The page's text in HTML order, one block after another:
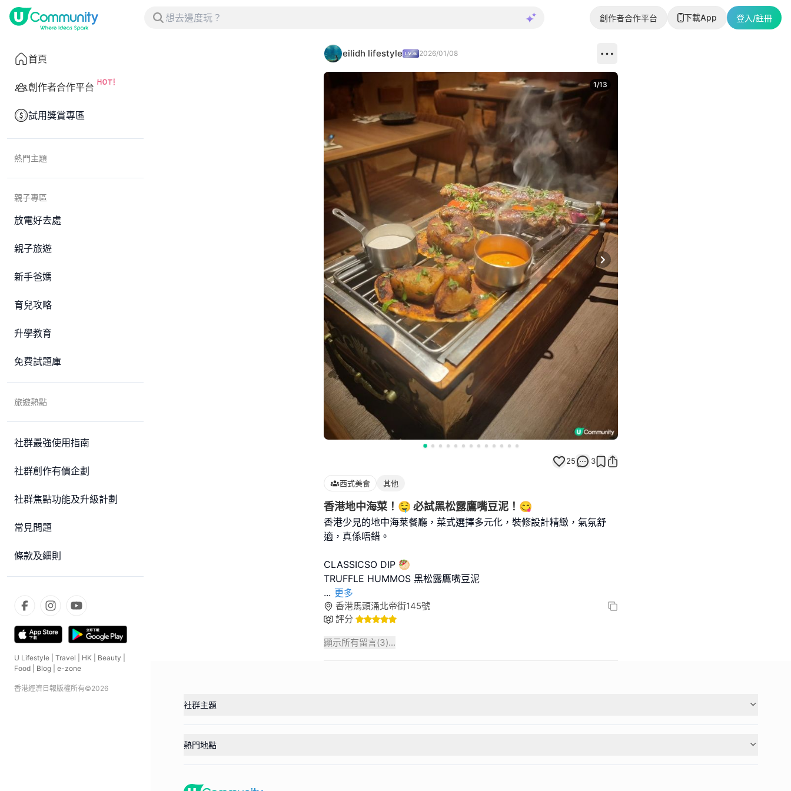
創作者合作平台 下載App 登入/註冊
首頁
創作者合作平台
試用獎賞專區
熱門主題
親子專區
放電好去處
親子旅遊
新手爸媽
育兒攻略
升學教育
免費試題庫
旅遊熱點
社群最強使用指南
社群創作有價企劃
社群焦點功能及升級計劃
常見問題
條款及細則
U Lifestyle Travel HK Beauty
Food
Blog e-zone
香港經濟日報版權所有©2026
eilidh lifestyle 2026/01/08
Next slide
1/13
25 3
西式美食 其他
香港地中海菜！🤤 必試黑松露鷹嘴豆泥！😋
香港少見的地中海莱餐廳，菜式選擇多元化，裝修設計精緻，氣氛舒
適，真係唔錯。
CLASSICSO DIP 🥙
... 更多
香港馬頭涌北帝街145號
評分
顯示所有留言(3)...
社群主題
熱門地點